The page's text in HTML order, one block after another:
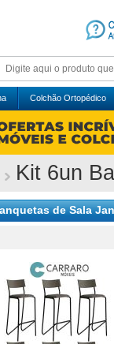
Colchão Ortopédico
Kit 6un
de Sala